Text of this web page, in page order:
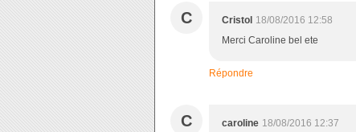
C Cristol 18/08/2016 12:58
Merci Caroline bel ete
Répondre
C caroline 18/08/2016 12:37